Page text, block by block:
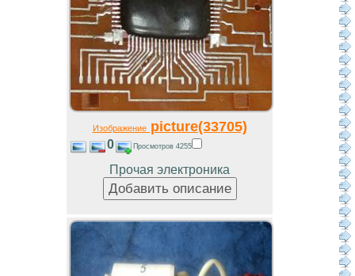
Изображениеpicture(33705)
0 Просмотров 4255
Прочая электроника